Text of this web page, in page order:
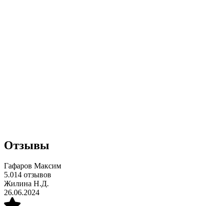
Отзывы
Гафаров Максим
5.014 отзывов
Жилина Н.Д.
26.06.2024